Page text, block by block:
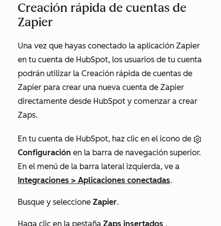
Creación rápida de cuentas de
Zapier
Una vez que hayas conectado la aplicación Zapier
en tu cuenta de HubSpot, los usuarios de tu cuenta
podrán utilizar la Creación rápida de cuentas de
Zapier para crear una nueva cuenta de Zapier
directamente desde HubSpot y comenzar a crear
Zaps.
En tu cuenta de HubSpot, haz clic en el icono de
Configuración en la barra de navegación superior.
En el menú de la barra lateral izquierda, ve a
Integraciones > Aplicaciones conectadas.
Busque y seleccione Zapier.
Haga clic en la pestaña Zaps insertados .